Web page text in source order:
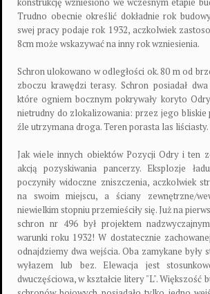
Trudno obecnie określić dokładnie rok
swej pracy podaje rok 1932, aczkolwiek
8cm może wskazywać na inny rok wzniesienia.
Schron ulokowano w odległości ok. 80 m od
zboczu krawędzi terasy. Schron posiadał
które ogniem bocznym pokrywały koryto
nietrudny do zlokalizowania: przez jego bliskie
źle utrzymana droga. Teren porasta las liściasty.
Jak wiele innych obiektów Pozycji Odry i ten
akcją pozyskiwania pancerzy. Eksplozje
poczyniły widoczne zniszczenia, aczkolwiek
na swoim miejscu, a ściany zewnętrzne/
niewielkim stopniu przemieściły się. Już na
schron nr 496 był projektem
warunki roku 1932! W dostatecznie
odnajdziemy dwa wejścia. Oba zamykane były
wyłazem lub bez. Elewacja jest
dwuczęściowa, w kształcie litery "L". Większość